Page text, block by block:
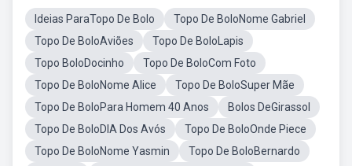
Ideias ParaTopo De Bolo
Topo De BoloNome Gabriel
Topo De BoloAviões
Topo De BoloLapis
Topo BoloDocinho
Topo De BoloCom Foto
Topo De BoloNome Alice
Topo De BoloSuper Mãe
Topo De BoloPara Homem 40 Anos
Bolos DeGirassol
Topo De BoloDIA Dos Avós
Topo De BoloOnde Piece
Topo De BoloNome Yasmin
Topo De BoloBernardo